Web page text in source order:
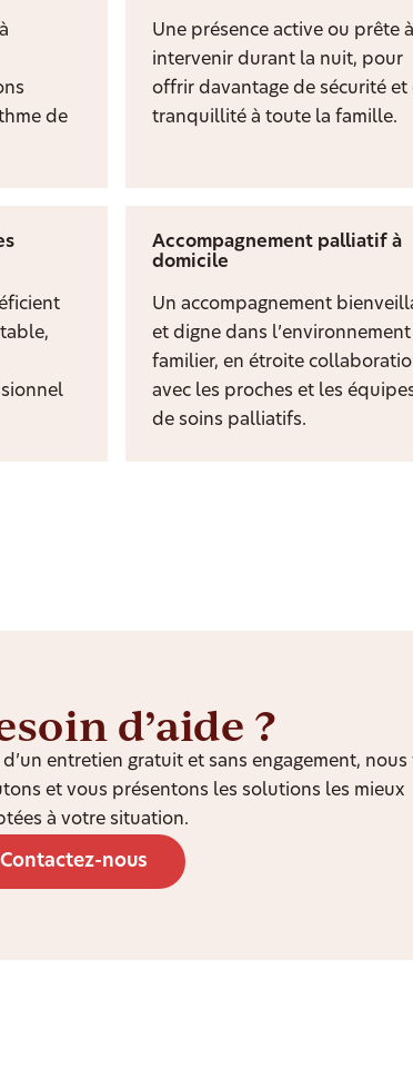
de
Une présence active ou prête à
intervenir durant la nuit, pour
offrir davantage de sécurité et
tranquillité à toute la famille.
Accompagnement palliatif à
domicile
Un accompagnement
et digne dans l’environnement
familier, en étroite
avec les proches et les
de soins palliatifs.
d’aide ?
d’un entretien gratuit et sans engagement, nous
et vous présentons les solutions les mieux
à votre situation.
Contactez-nous